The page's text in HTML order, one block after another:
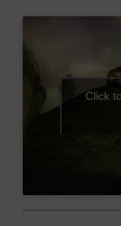
Click